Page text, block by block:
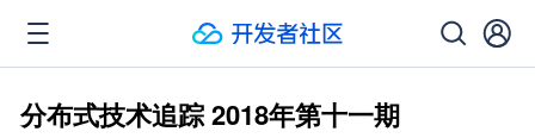
分布式技术追踪 2018年第十一期